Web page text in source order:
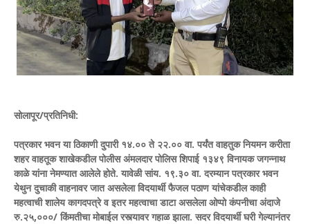
सोलापूर/प्रतिनिधी:
पत्रकार भवन या ठिकाणी दुपारी १४.०० ते २२.०० वा. पर्यंत वाहतुक नियमन करीता
शहर वाहतूक शाखेकडील पोलीस अंमलदार पोलिस शिपाई १३४९ विनायक जगन्नाथ
काळे यांना नेमण्यात आलेले होते. यावेळी सांय. १९.३० वा. दरम्यान पत्रकार भवन
येथुन दुचाकी वाहनावर जात असलेला विदयार्थी फैजल पठाण यांचेकडील काही
महत्वाची शालेय कागदपत्रे व इतर महत्वाचा डाटा असलेला ओप्पो कंपनीचा अंदाजे
रु.२५,०००/ किंमतीचा मोबाईल रस्त्यावर गहाळ झाला. सदर विदयार्थी घरी गेल्यानंतर